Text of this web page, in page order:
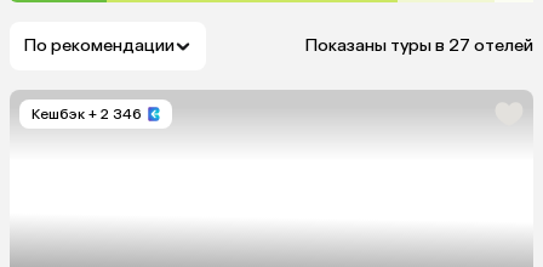
По рекомендации Показаны туры в 27 отелей
Кешбэк + 2 346